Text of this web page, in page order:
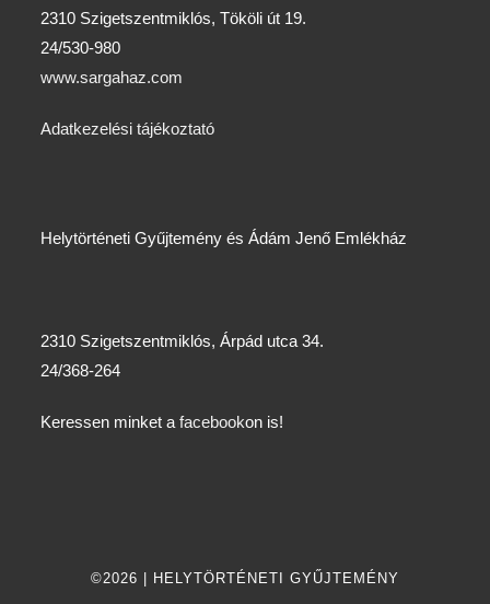
2310 Szigetszentmiklós, Tököli út 19.
24/530-980
www.sargahaz.com
Adatkezelési tájékoztató
Helytörténeti Gyűjtemény és Ádám Jenő Emlékház
2310 Szigetszentmiklós, Árpád utca 34.
24/368-264
Keressen minket afacebookon is!
©2026 | HELYTÖRTÉNETI GYŰJTEMÉNY